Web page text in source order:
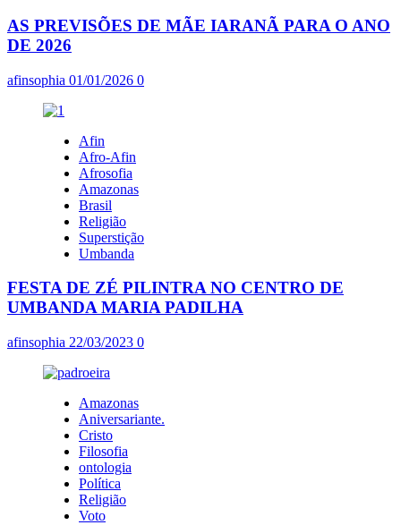
AS PREVISÕES DE MÃE IARANÃ PARA O ANO
DE 2026
afinsophia 01/01/2026 0
Afin
Afro-Afin
Afrosofia
Amazonas
Brasil
Religião
Superstição
Umbanda
FESTA DE ZÉ PILINTRA NO CENTRO DE
UMBANDA MARIA PADILHA
afinsophia 22/03/2023 0
Amazonas
Aniversariante.
Cristo
Filosofia
ontologia
Política
Religião
Voto